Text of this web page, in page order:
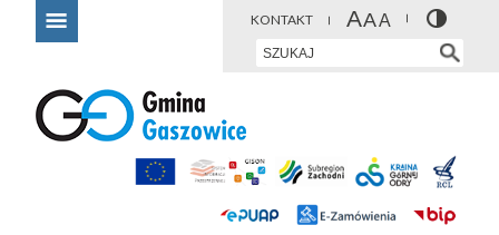
KONTAKT